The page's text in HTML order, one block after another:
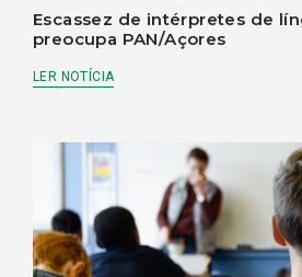
Escassez de intérpretes de
preocupa PAN/Açores
LER NOTÍCIA